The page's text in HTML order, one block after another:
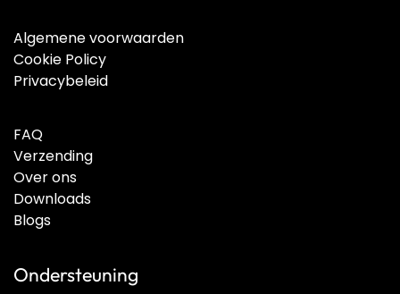
Algemene voorwaarden
Cookie Policy
Privacybeleid
FAQ
Verzending
Over ons
Downloads
Blogs
Ondersteuning